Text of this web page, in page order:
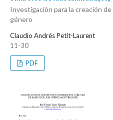
Investigación para la creación
género
Claudio Andrés Petit-Laurent
11-30
PDF